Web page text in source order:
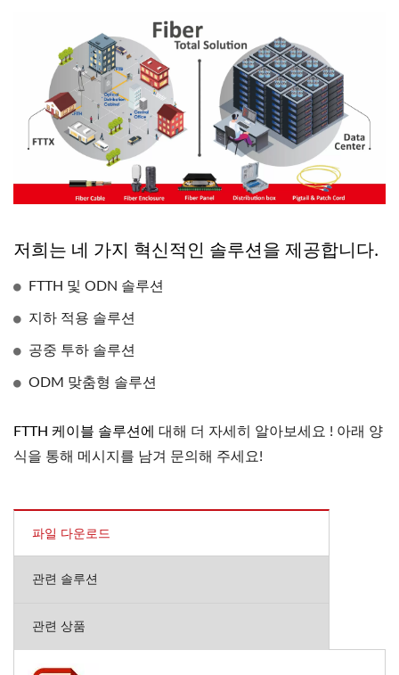
저희는 네 가지 혁신적인 솔루션을 제공합니다.
FTTH 및 ODN 솔루션
지하 적용 솔루션
공중 투하 솔루션
ODM 맞춤형 솔루션
FTTH 케이블 솔루션에
대해 더 자세히 알아보세요 ! 아래 양
식을 통해 메시지를 남겨 문의해 주세요!
파일 다운로드
관련 솔루션
관련 상품